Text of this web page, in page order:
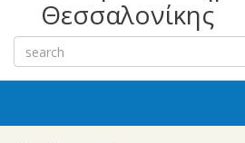
Θεσσαλονίκης